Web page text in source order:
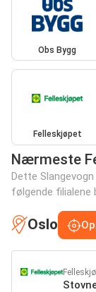
Obs Bygg
Felleskjøpet
Nærmeste
Dette
følgende filialene
Oslo